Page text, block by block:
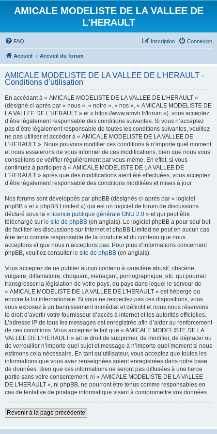
AMICALE MODELISTE DE LA VALLEE DE
L'HERAULT
FAQ Connexion
Inscription
Accueil Accueil du forum
AMICALE MODELISTE DE LA VALLEE DE L'HERAULT -
Conditions d’utilisation
En accédant à « AMICALE MODELISTE DE LA VALLEE DE L'HERAULT »
(désigné ci-après par « nous », « notre », « nos », « AMICALE MODELISTE DE
LA VALLEE DE L'HERAULT » et « https://www.amvh.fr/forum »), vous acceptez
d’être légalement responsable des conditions suivantes. Si vous n’acceptez
pas d’être légalement responsable de toutes les conditions suivantes, veuillez
ne pas utiliser et accéder à « AMICALE MODELISTE DE LA VALLEE DE
L'HERAULT ». Nous pouvons modifier ces conditions à n’importe quel moment
et nous essaierons de vous informer de ces modifications, bien que nous vous
conseillons de vérifier régulièrement par vous-même. En effet, si vous
continuez à participer à « AMICALE MODELISTE DE LA VALLEE DE
L'HERAULT » après que des modifications aient été effectuées, vous acceptez
d’être légalement responsable des conditions modifiées et mises à jour.
Nos forums sont développés par phpBB (désignés ci-après par « logiciel
phpBB » et « phpBB Limited ») qui est un logiciel de forum de discussions
déclaré sous la « licence publique générale GNU 2.0 » et qui peut être
téléchargé sur le site de phpBB (en anglais). Le logiciel phpBB a pour seul but
de faciliter les discussions sur internet et phpBB Limited ne peut en aucun cas
être tenu comme responsable de la conduite et du contenu que nous
acceptons et que nous n’acceptons pas. Pour plus d’informations concernant
phpBB, veuillez consulter le site de phpBB (en anglais).
Vous acceptez de ne publier aucun contenu à caractère abusif, obscène,
vulgaire, diffamatoire, choquant, menaçant, pornographique, etc. qui pourrait
transgresser la législation de votre pays, du pays dans lequel le serveur de
« AMICALE MODELISTE DE LA VALLEE DE L'HERAULT » est hébergé ou
encore la loi internationale. Si vous ne respectez pas ces dispositions, vous
vous exposez à un bannissement immédiat et définitif et nous nous réservons
le droit d’avertir votre fournisseur d’accès à internet et les autorités officielles.
L’adresse IP de tous les messages est enregistrée afin d’aider au renforcement
de ces conditions. Vous acceptez le fait que « AMICALE MODELISTE DE LA
VALLEE DE L'HERAULT » ait le droit de supprimer, de modifier, de déplacer ou
de verrouiller n’importe quel sujet et message à n’importe quel moment si nous
estimons cela nécessaire. En tant qu’utilisateur, vous acceptez que toutes les
informations que vous avez renseignées soient enregistrées dans notre base
de données. Bien que ces informations ne seront pas diffusées à une tierce
partie sans votre consentement, ni « AMICALE MODELISTE DE LA VALLEE
DE L'HERAULT », ni phpBB, ne pourront être tenus comme responsables en
cas de tentative de piratage informatique visant à compromettre vos données.
Revenir à la page précédente